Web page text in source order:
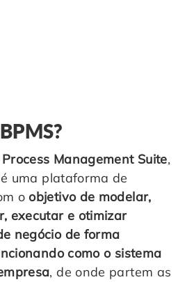
NF-e
Digital
Pessoal
de Documentos Físicos
Management Suite,
uma plataforma de
o objetivo de modelar,
executar e otimizar
negócio de forma
como o sistema
, de onde partem as